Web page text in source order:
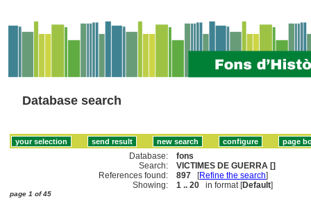
Database search
Database:
fons
Search:
VICTIMES DE GUERRA []
References found:
897 [Refine the search]
Showing:
1 .. 20 in format [Default]
page 1 of 45